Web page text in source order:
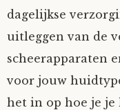
dagelijkse
uitleggen van de
scheerapparaten
voor jouw
het in op hoe je